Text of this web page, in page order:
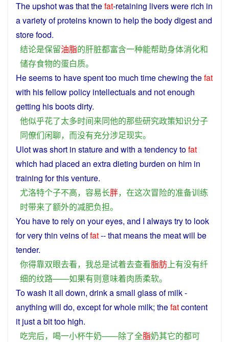
The upshotwasthat thefat-retaining liverswere rich in
avarietyofproteins known to helpthebodydigestand
storefood.
结论是保留油脂的肝脏都富含一种能帮助身体消化和
储存食物的蛋白质。
Heseemsto havespenttoo much timechewing thefat
with hisfellowpolicy intellectualsand notenough
getting his boots dirty.
他似乎花了太多时间来同他的那些研究政策知识分子
同僚们闲聊，而没有充分涉足现实。
Ulot was short in statureand with atendencytofat
which had placed an extradieting burden on him in
training forthisventure.
尤洛特个子不高， 容易长胖， 在这次冒险的准备训练
时带来了额外的减肥负担。
You haveto relyon your eyes, and I alwaystryto look
forverythin veinsoffat-- that meansthe meatwill be
tender.
你得靠双眼去看， 我总是试着去查看脂肪上有没有纤
细的纹路——如果有则意味着肉质柔软。
To wash it all down, drinkasmall glassofmilk-
anything will do, exceptforwhole milk; thefatcontent
it just abittoo high.
吃完后， 喝一小杯牛奶——除了全脂奶其它的都可